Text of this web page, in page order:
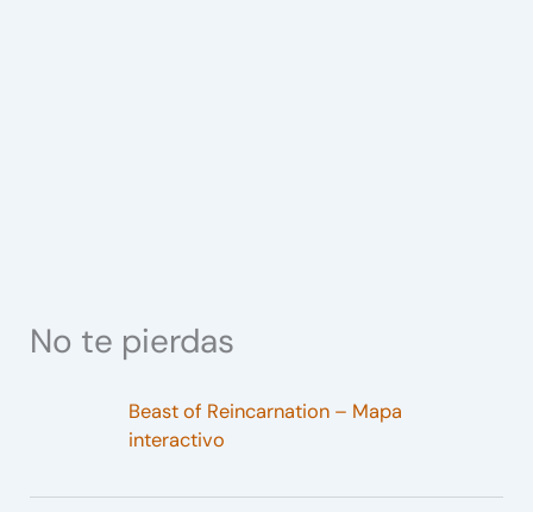
No te pierdas
Beast of Reincarnation – Mapa
interactivo